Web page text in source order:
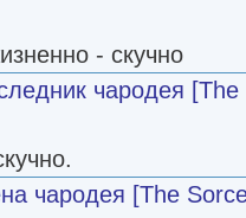
- скучно
чародея [The
чародея [The